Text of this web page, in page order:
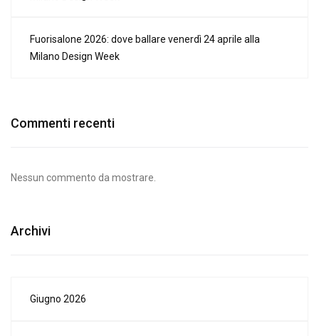
Fuorisalone 2026: dove ballare venerdì 24 aprile alla
Milano Design Week
Commenti recenti
Nessun commento da mostrare.
Archivi
Giugno 2026